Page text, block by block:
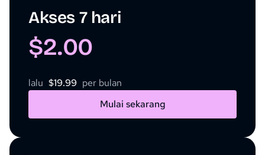
Akses 7 hari
$2.00
lalu $19.99 per bulan
Mulai sekarang